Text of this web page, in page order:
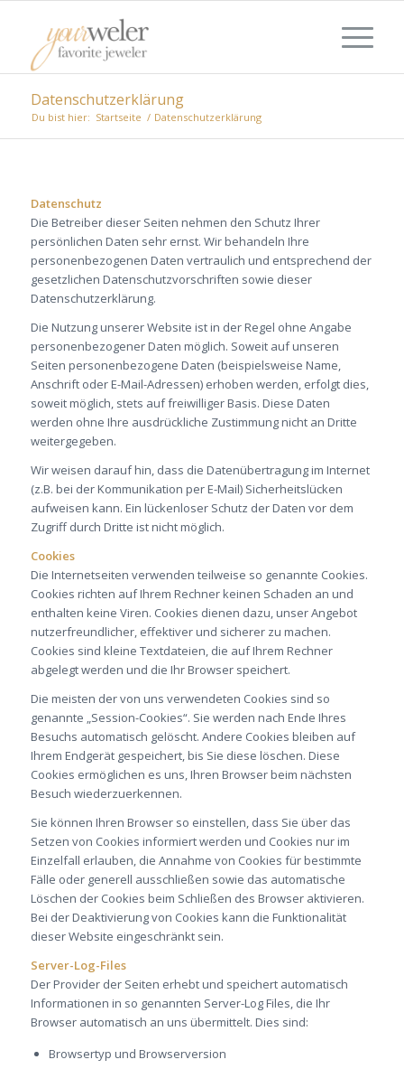
Datenschutzerklärung
Du bist hier: Startseite / Datenschutzerklärung
Datenschutz
Die Betreiber dieser Seiten nehmen den Schutz Ihrer
persönlichen Daten sehr ernst. Wir behandeln Ihre
personenbezogenen Daten vertraulich und entsprechend der
gesetzlichen Datenschutzvorschriften sowie dieser
Datenschutzerklärung.
Die Nutzung unserer Website ist in der Regel ohne Angabe
personenbezogener Daten möglich. Soweit auf unseren
Seiten personenbezogene Daten (beispielsweise Name,
Anschrift oder E-Mail-Adressen) erhoben werden, erfolgt dies,
soweit möglich, stets auf freiwilliger Basis. Diese Daten
werden ohne Ihre ausdrückliche Zustimmung nicht an Dritte
weitergegeben.
Wir weisen darauf hin, dass die Datenübertragung im Internet
(z.B. bei der Kommunikation per E-Mail) Sicherheitslücken
aufweisen kann. Ein lückenloser Schutz der Daten vor dem
Zugriff durch Dritte ist nicht möglich.
Cookies
Die Internetseiten verwenden teilweise so genannte Cookies.
Cookies richten auf Ihrem Rechner keinen Schaden an und
enthalten keine Viren. Cookies dienen dazu, unser Angebot
nutzerfreundlicher, effektiver und sicherer zu machen.
Cookies sind kleine Textdateien, die auf Ihrem Rechner
abgelegt werden und die Ihr Browser speichert.
Die meisten der von uns verwendeten Cookies sind so
genannte „Session-Cookies“. Sie werden nach Ende Ihres
Besuchs automatisch gelöscht. Andere Cookies bleiben auf
Ihrem Endgerät gespeichert, bis Sie diese löschen. Diese
Cookies ermöglichen es uns, Ihren Browser beim nächsten
Besuch wiederzuerkennen.
Sie können Ihren Browser so einstellen, dass Sie über das
Setzen von Cookies informiert werden und Cookies nur im
Einzelfall erlauben, die Annahme von Cookies für bestimmte
Fälle oder generell ausschließen sowie das automatische
Löschen der Cookies beim Schließen des Browser aktivieren.
Bei der Deaktivierung von Cookies kann die Funktionalität
dieser Website eingeschränkt sein.
Server-Log-Files
Der Provider der Seiten erhebt und speichert automatisch
Informationen in so genannten Server-Log Files, die Ihr
Browser automatisch an uns übermittelt. Dies sind:
Browsertyp und Browserversion